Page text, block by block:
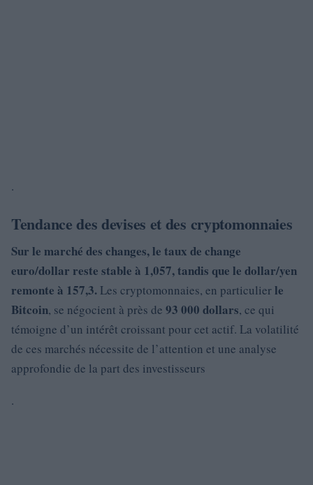
.
Tendance des devises et des cryptomonnaies
Sur le marché des changes, le taux de change
euro/dollar reste stable à 1,057, tandis que le dollar/yen
remonte à 157,3. Les cryptomonnaies, en particulierle
Bitcoin, se négocient à près de 93 000 dollars, ce qui
témoigne d’un intérêt croissant pour cet actif. La volatilité
de ces marchés nécessite de l’attention et une analyse
approfondie de la part des investisseurs
.